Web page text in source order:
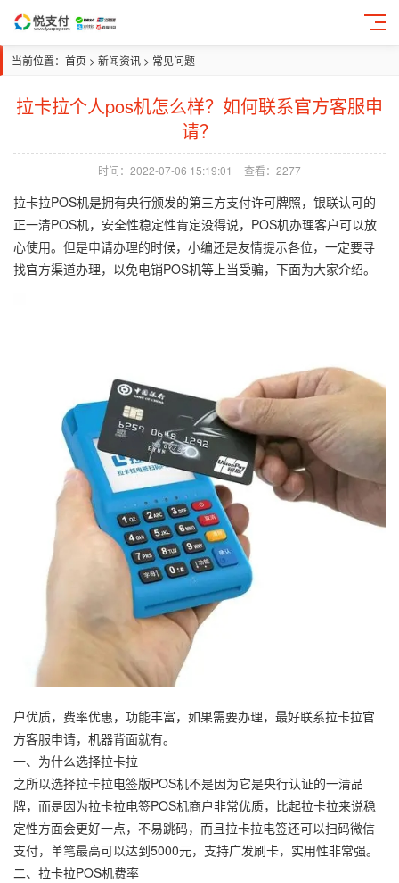
当前位置： 首页 > 新闻资讯 > 常见问题
拉卡拉个人pos机怎么样？如何联系官方客服申
请？
时间：2022-07-06 15:19:01 查看：2277
拉卡拉POS机是拥有央行颁发的第三方支付许可牌照，银联认可的
正一清POS机，安全性稳定性肯定没得说，POS机办理客户可以放
心使用。但是申请办理的时候，小编还是友情提示各位，一定要寻
找官方渠道办理，以免电销POS机等上当受骗，下面为大家介绍。
户优质，费率优惠，功能丰富，如果需要办理，最好联系拉卡拉官
方客服申请，机器背面就有。
一、为什么选择拉卡拉
之所以选择拉卡拉电签版POS机不是因为它是央行认证的一清品
牌，而是因为拉卡拉电签POS机商户非常优质，比起拉卡拉来说稳
定性方面会更好一点，不易跳码，而且拉卡拉电签还可以扫码微信
支付，单笔最高可以达到5000元，支持广发刷卡，实用性非常强。
二、拉卡拉POS机费率